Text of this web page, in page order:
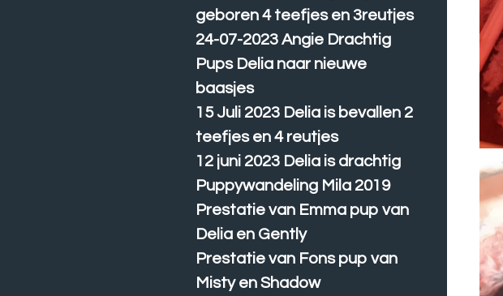
geboren 4 teefjes en 3reutjes
24-07-2023 Angie Drachtig
Pups Delia naar nieuwe
baasjes
15 Juli 2023 Delia is bevallen 2
teefjes en 4 reutjes
12 juni 2023 Delia is drachtig
Puppywandeling Mila 2019
Prestatie van Emma pup van
Delia en Gently
Prestatie van Fons pup van
Misty en Shadow